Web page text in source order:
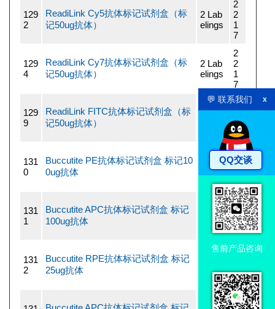
129
2
ReadiLink Cy5抗体标记试剂盒（标
记50ug抗体）
2 Lab
elings
2
2
1
7
129
4
ReadiLink Cy7抗体标记试剂盒（标
记50ug抗体）
2 Lab
elings
2
2
1
7
129
9
ReadiLink FITC抗体标记试剂盒（标
记50ug抗体）
2 Lab
2
2
1
7
131
0
Buccutite PE抗体标记试剂盒 标记10
0ug抗体
2 Lab
elings
7
3
9
5
131
1
Buccutite APC抗体标记试剂盒 标记
100ug抗体
2 Lab
elings
7
3
9
5
131
2
Buccutite RPE抗体标记试剂盒 标记
25ug抗体
elings
4
2
0
4
💬 联系我们 x
QQ交谈
售前产品咨询